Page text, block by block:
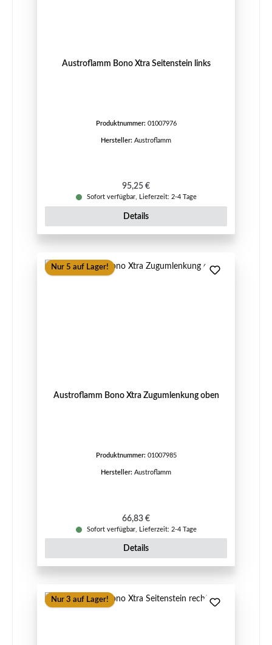
Austroflamm Bono Xtra Seitenstein links
Produktnummer: 01007976
Hersteller: Austroflamm
Regulärer Preis:
95,25 €
Sofort verfügbar, Lieferzeit: 2-4 Tage
Details
Nur 5 auf Lager!
Austroflamm Bono Xtra Zugumlenkung oben
Produktnummer: 01007985
Hersteller: Austroflamm
Regulärer Preis:
66,83 €
Sofort verfügbar, Lieferzeit: 2-4 Tage
Details
Nur 3 auf Lager!